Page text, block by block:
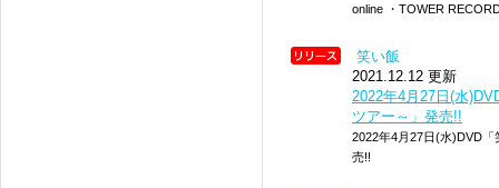
online ・TOWER
笑い飯
2021.12.12 更新
2022年4月27日(水
ツアー～」発売!!
2022年4月27日(水)DVD
売!!